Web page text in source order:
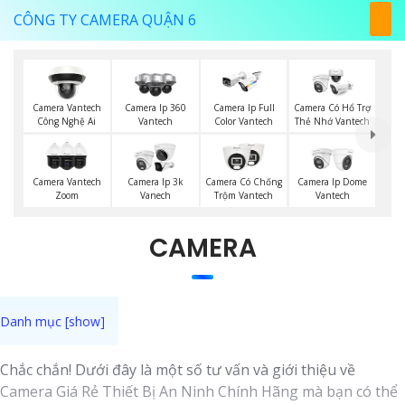
CÔNG TY CAMERA QUẬN 6
Camera Vantech
Công Nghệ Ai
Camera Ip 360
Vantech
Camera Ip Full
Color Vantech
Camera Có Hổ Trợ
Thẻ Nhớ Vantech
Camera Vantech
Zoom
Camera Ip 3k
Vanech
Camera Có Chống
Trộm Vantech
Camera Ip Dome
Vantech
CAMERA
Chắc chắn! Dưới đây là một số tư vấn và giới thiệu về
Camera Giá Rẻ Thiết Bị An Ninh Chính Hãng mà bạn có thể